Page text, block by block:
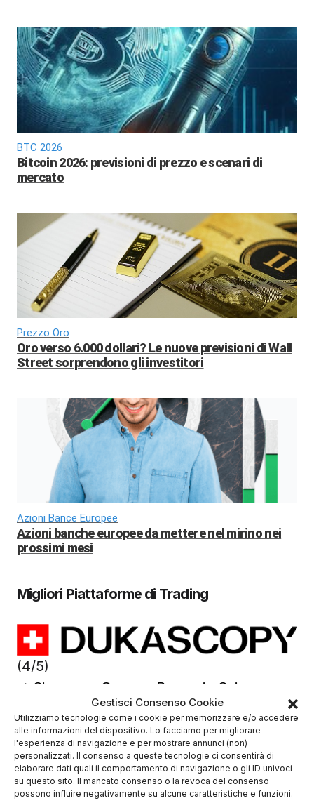
Gestisci Consenso Cookie
Utilizziamo tecnologie come i cookie per memorizzare e/o accedere
alle informazioni del dispositivo. Lo facciamo per migliorare
l'esperienza di navigazione e per mostrare annunci (non)
personalizzati. Il consenso a queste tecnologie ci consentirà di
elaborare dati quali il comportamento di navigazione o gli ID univoci
su questo sito. Il mancato consenso o la revoca del consenso
possono influire negativamente su alcune caratteristiche e funzioni.
BTC 2026
Bitcoin 2026: previsioni di prezzo e scenari di
mercato
Prezzo Oro
Oro verso 6.000 dollari? Le nuove previsioni di Wall
Street sorprendono gli investitori
Azioni Bance Europee
Azioni banche europee da mettere nel mirino nei
prossimi mesi
Migliori Piattaforme di Trading
(4/5)
✓ Sicurezza Gruppo Bancario Svizzero
Deposito minimo 100$
✔️ Broker regolamentato